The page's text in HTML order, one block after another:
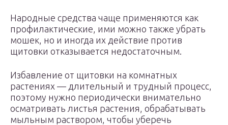
Народные средства чаще применяются как
профилактические, ими можно также убрать
мошек, но и иногда их действие против
щитовки отказывается недостаточным.
Избавление от щитовки на комнатных
растениях — длительный и трудный процесс,
поэтому нужно периодически внимательно
осматривать листья растения, обрабатывать
мыльным раствором, чтобы уберечь